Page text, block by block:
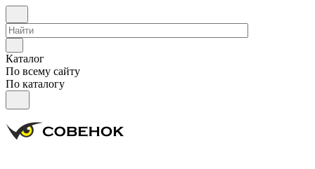
Каталог
По всему сайту
По каталогу